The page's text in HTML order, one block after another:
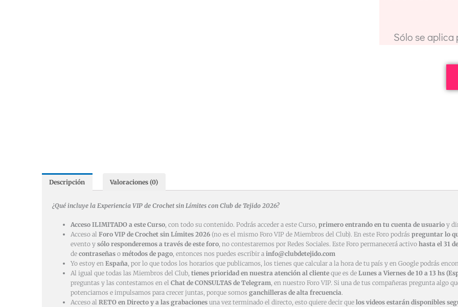
Sólo se aplica
Descripción Valoraciones (0)
¿Qué incluye la Experiencia VIP de Crochet sin Límites con Club de Tejido 2026?
Acceso ILIMITADO a este Curso, con todo su contenido. Podrás acceder a este Curso, primero entrando en tu cuenta de usuario y
Acceso al Foro VIP de Crochet sin Límites 2026 (no es el mismo Foro VIP de Miembros del Club). En este Foro podrás preguntar lo
evento y sólo responderemos a través de este foro, no contestaremos por Redes Sociales. Este Foro permanecerá activo hasta el 31
de contraseñas o métodos de pago, entonces nos puedes escribir a info@clubdetejido.com
Yo estoy en España, por lo que todos los horarios que publicamos, los tienes que calcular a la hora de tu país y en Google podrás
Al igual que todas las Miembros del Club, tienes prioridad en nuestra atención al cliente que es de Lunes a Viernes de 10 a 13 hs
preguntas y las contestamos en el Chat de CONSULTAS de Telegram, en nuestro Foro VIP. Si una de tus compañeras pregunta algo
potenciamos e impulsamos para crecer juntas, porque somos ganchilleras de alta frecuencia.
Acceso al RETO en Directo y a las grabaciones una vez terminado el directo, esto quiere decir que los videos estarán disponibles